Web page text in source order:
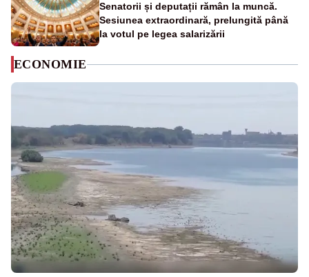
Senatorii și deputații rămân la muncă.
Sesiunea extraordinară, prelungită până
la votul pe legea salarizării
ECONOMIE